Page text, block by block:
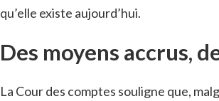
qu’elle existe aujourd’hui.
Des moyens accrus,
La Cour des comptes souligne que,